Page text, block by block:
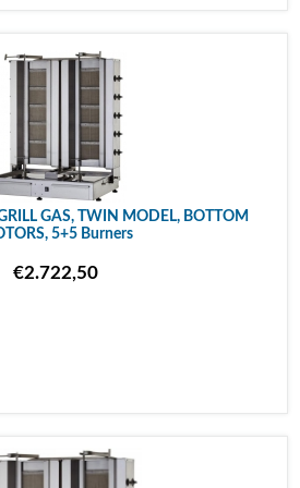
GAS, TWIN MODEL, BOTTOM
5+5 Burners
€2.722,50